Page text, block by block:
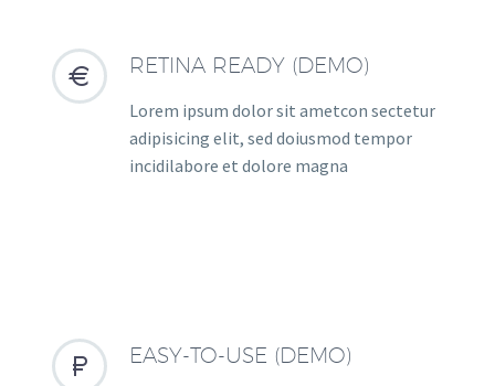

 RETINA READY (DEMO)
Lorem ipsum dolor sit ametcon sectetur
adipisicing elit, sed doiusmod tempor
incidilabore et dolore magna

 EASY-TO-USE (DEMO)